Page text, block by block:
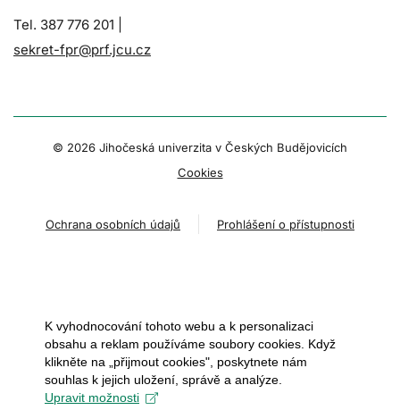
Tel. 387 776 201 |
sekret-fpr@prf.jcu.cz
© 2026 Jihočeská univerzita v Českých Budějovicích
Cookies
Ochrana osobních údajů Prohlášení o přístupnosti
K vyhodnocování tohoto webu a k personalizaci
obsahu a reklam používáme soubory cookies. Když
klikněte na „přijmout cookies", poskytnete nám
souhlas k jejich uložení, správě a analýze.
Upravit možnosti